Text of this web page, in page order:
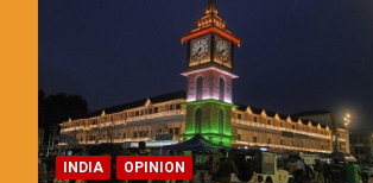
INDIA OPINION